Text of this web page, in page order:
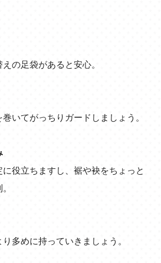
の足袋があると安心。
いてがっちりガードしましょう。
役立ちますし、裾や袂をちょっと
多めに持っていきましょう。